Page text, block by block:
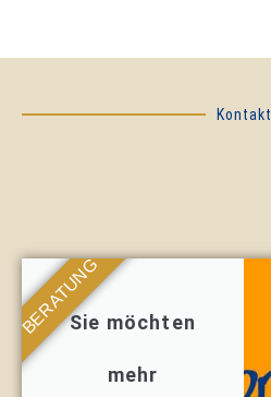
Kontakt
Sie möchten
mehr
BERATUNG